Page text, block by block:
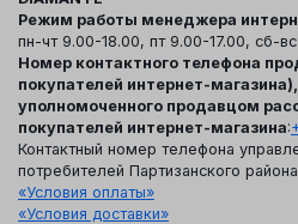
Режим работы менеджера
пн-чт 9.00-18.00, пт 9.00-17.00, сб-
Номер контактного телефона
покупателей интернет-
уполномоченного продавцом
покупателей интернет-магазина:
Контактный номер телефона
потребителей Партизанского
«Условия оплаты»
«Условия доставки»